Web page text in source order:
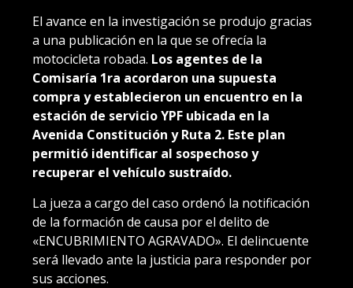
El avance en la investigación se produjo gracias
a una publicación en la que se ofrecía la
motocicleta robada. Los agentes de la
Comisaría 1ra acordaron una supuesta
compra y establecieron un encuentro en la
estación de servicio YPF ubicada en la
Avenida Constitución y Ruta 2. Este plan
permitió identificar al sospechoso y
recuperar el vehículo sustraído.
La jueza a cargo del caso ordenó la notificación
de la formación de causa por el delito de
«ENCUBRIMIENTO AGRAVADO». El delincuente
será llevado ante la justicia para responder por
sus acciones.